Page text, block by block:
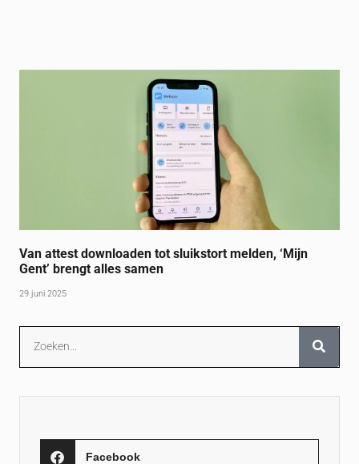
Van attest downloaden tot sluikstort melden, ‘Mijn
Gent’ brengt alles samen
29 juni 2025
Facebook